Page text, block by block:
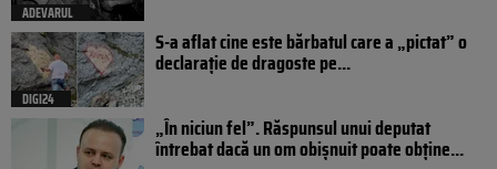
ADEVARUL
DIGI24
S-a aflat cine este bărbatul care a „pictat” o
declarație de dragoste pe...
„În niciun fel”. Răspunsul unui deputat
întrebat dacă un om obișnuit poate obține...